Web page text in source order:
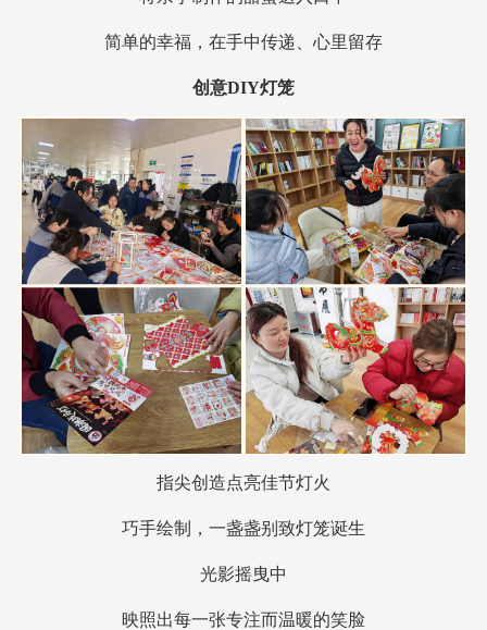
简单的幸福，在手中传递、心里留存
创意DIY灯笼
指尖创造点亮佳节灯火
巧手绘制，一盏盏别致灯笼诞生
光影摇曳中
映照出每一张专注而温暖的笑脸